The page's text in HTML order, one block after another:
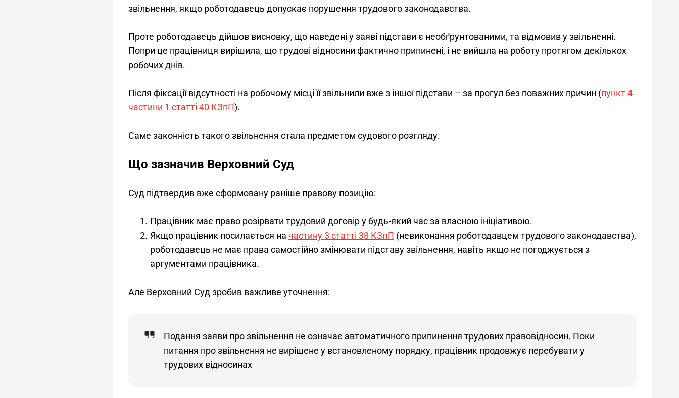
звільнення, якщо роботодавець допускає порушення трудового законодавства.
Проте роботодавець дійшов висновку, що наведені у заяві підстави є необґрунтованими, та відмовив у звільненні.
Попри це працівниця вирішила, що трудові відносини фактично припинені, і не вийшла на роботу протягом декількох
робочих днів.
Після фіксації відсутності на робочому місці її звільнили вже з іншої підстави – за прогул без поважних причин (пункт 4
частини 1 статті 40 КЗпП).
Саме законність такого звільнення стала предметом судового розгляду.
Що зазначив Верховний Суд
Суд підтвердив вже сформовану раніше правову позицію:
Працівник має право розірвати трудовий договір у будь-який час за власною ініціативою.
Якщо працівник посилається на частину 3 статті 38 КЗпП (невиконання роботодавцем трудового законодавства),
роботодавець не має права самостійно змінювати підставу звільнення, навіть якщо не погоджується з
аргументами працівника.
Але Верховний Суд зробив важливе уточнення:
Подання заяви про звільнення не означає автоматичного припинення трудових правовідносин. Поки
питання про звільнення не вирішене у встановленому порядку, працівник продовжує перебувати у
трудових відносинах